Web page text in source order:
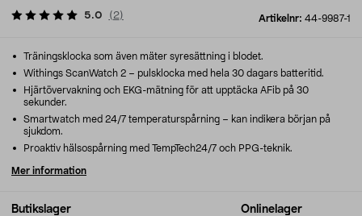
Artikelnr: 44-9987-1
5.0 ( 2)
Butikslager Onlinelager
Träningsklocka som även mäter syresättning i blodet.
Withings ScanWatch 2 – pulsklocka med hela 30 dagars batteritid.
Hjärtövervakning och EKG-mätning för att upptäcka AFib på 30
sekunder.
Smartwatch med 24/7 temperaturspårning – kan indikera början på
sjukdom.
Proaktiv hälsospårning med TempTech24/7 och PPG-teknik.
Mer information